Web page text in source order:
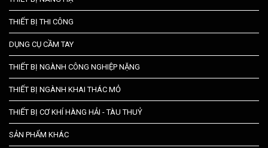
THIẾT BỊ THI CÔNG
DỤNG CỤ CẦM TAY
THIẾT BỊ NGÀNH CÔNG NGHIỆP NẶNG
THIẾT BỊ NGÀNH KHAI THÁC MỎ
THIẾT BỊ CƠ KHÍ HÀNG HẢI - TÀU THUỶ
SẢN PHẨM KHÁC